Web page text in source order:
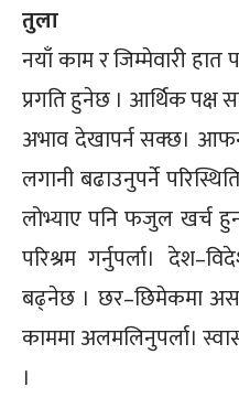
तुला
नयाँ काम र जिम्मेवारी हात
प्रगति हुनेछ । आर्थिक
अभाव देखापर्न सक्छ।
लगानी बढाउनुपर्ने
लोभ्याए पनि फजुल खर्च
परिश्रम गर्नुपर्ला।
बढ्नेछ । छर–छिमेकमा
काममा अलमलिनुपर्ला।
।